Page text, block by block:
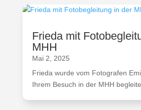
Frieda mit
MHH
Mai 2, 2025
Frieda wurde vom Fotografen
Ihrem Besuch in der MHH